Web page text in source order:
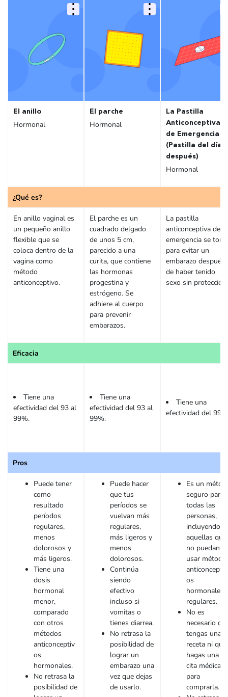
El anillo
Hormonal
¿Qué es?
En anillo vaginal es
un pequeño anillo
flexible que se
coloca dentro de la
vagina como
método
anticonceptivo.
Eficacia
Tiene una
efectividad del 93 al
99%.
Pros
Puede tener
como
resultado
períodos
regulares,
menos
dolorosos y
más ligeros.
Tiene una
dosis
hormonal
menor,
comparado
con otros
métodos
anticonceptiv
os
hormonales.
No retrasa la
posibilidad de
El parche
Hormonal
El parche es un
cuadrado delgado
de unos 5 cm,
parecido a una
curita, que contiene
las hormonas
progestina y
estrógeno. Se
adhiere al cuerpo
para prevenir
embarazos.
Tiene una
efectividad del 93 al
99%.
Puede hacer
que tus
períodos se
vuelvan más
regulares,
más ligeros y
menos
dolorosos.
Continúa
siendo
efectivo
incluso si
vomitas o
tienes diarrea.
No retrasa la
posibilidad de
lograr un
embarazo una
vez que dejas
de usarlo.
La Pastilla
Anticonceptiva
de Emergencia
(Pastilla del día
después)
Hormonal
La pastilla
anticonceptiva de
emergencia se
para evitar un
embarazo después
de haber tenido
sexo sin protección.
Tiene una
efectividad del
Es un
seguro para
todas las
personas,
incluyendo
aquellas que
no puedan
usar
anticonceptiv
os
hormonales
regulares.
No es
necesario
tengas una
receta ni que
hagas una
cita médica
para
comprarla.